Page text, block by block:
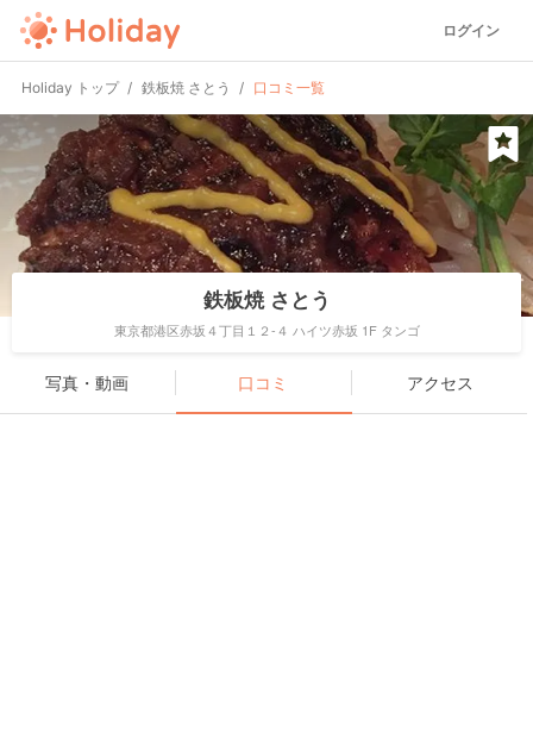
ログイン
Holiday トップ 鉄板焼 さとう 口コミ一覧
鉄板焼 さとう
東京都港区赤坂４丁目１２-４ ハイツ赤坂 1F タンゴ
写真・動画 口コミ アクセス